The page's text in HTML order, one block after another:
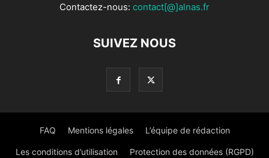
Contactez-nous: contact[@]alnas.fr
SUIVEZ NOUS
FAQ Mentions légales L’équipe de rédaction
Les conditions d’utilisation Protection des données (RGPD)